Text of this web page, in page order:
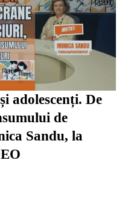
adolescenți. De
de
Sandu, la